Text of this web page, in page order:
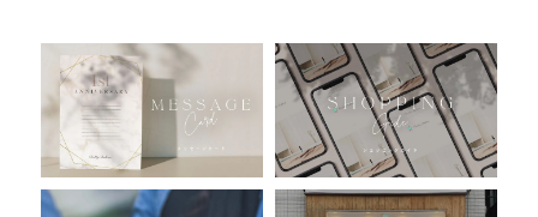
おすすめ商品
バルーン自動販売機
浮くバルーンオーダーメイド - coming soonn -
卓上バルーンオーダーメイド